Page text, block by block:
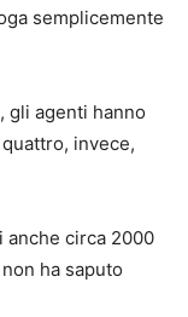
semplicemente
gli agenti hanno
invece,
anche circa 2000
ha saputo